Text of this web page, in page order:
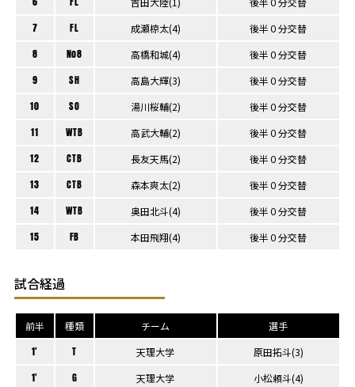
7 FL 成瀬椋太(4) 後半０分交替
8 No8 高橋和城(4) 後半０分交替
9 SH 高島大輝(3) 後半０分交替
10 SO 湯川桜輔(2) 後半０分交替
11 WTB 高武大輔(2) 後半０分交替
12 CTB 長友天馬(2) 後半０分交替
13 CTB 森本爽太(2) 後半０分交替
14 WTB 奥田北斗(4) 後半０分交替
15 FB 本田飛翔(4) 後半０分交替
試合経過
前半 種類 チーム 選手
1' T 天理大学 原田拓斗(3)
1' G 天理大学 小松頼斗(4)